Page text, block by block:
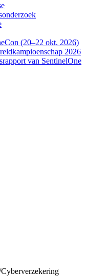
(20–22 okt. 2026)
2026
van SentinelOne
Cyberverzekering